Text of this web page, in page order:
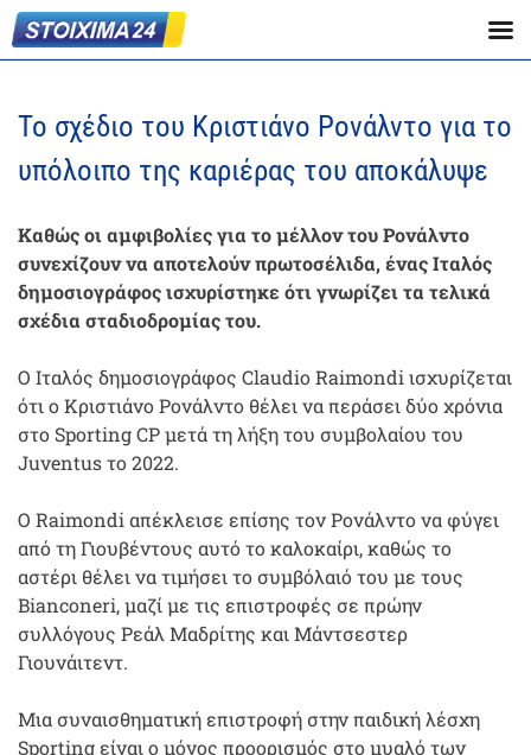
Το σχέδιο του Κριστιάνο Ρονάλντο για το
υπόλοιπο της καριέρας του αποκάλυψε
Καθώς οι αμφιβολίες για το μέλλον του Ρονάλντο
συνεχίζουν να αποτελούν πρωτοσέλιδα, ένας Ιταλός
δημοσιογράφος ισχυρίστηκε ότι γνωρίζει τα τελικά
σχέδια σταδιοδρομίας του.
Ο Ιταλός δημοσιογράφος Claudio Raimondi ισχυρίζεται
ότι ο Κριστιάνο Ρονάλντο θέλει να περάσει δύο χρόνια
στο Sporting CP μετά τη λήξη του συμβολαίου του
Juventus το 2022.
Ο Raimondi απέκλεισε επίσης τον Ρονάλντο να φύγει
από τη Γιουβέντους αυτό το καλοκαίρι, καθώς το
αστέρι θέλει να τιμήσει το συμβόλαιό του με τους
Bianconeri, μαζί με τις επιστροφές σε πρώην
συλλόγους Ρεάλ Μαδρίτης και Μάντσεστερ
Γιουνάιτεντ.
Μια συναισθηματική επιστροφή στην παιδική λέσχη
Sporting είναι ο μόνος προορισμός στο μυαλό των